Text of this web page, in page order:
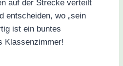
auf der Strecke verteilt
entscheiden, wo „sein
ist ein buntes
Klassenzimmer!